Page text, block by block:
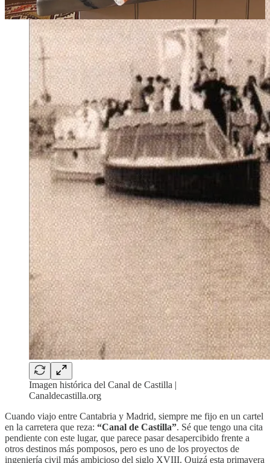
Imagen histórica del Canal de Castilla |
Canaldecastilla.org
Cuando viajo entre Cantabria y Madrid, siempre me fijo en un cartel
en la carretera que reza: “Canal de Castilla”. Sé que tengo una cita
pendiente con este lugar, que parece pasar desapercibido frente a
otros destinos más pomposos, pero es uno de los proyectos de
ingeniería civil más ambicioso del siglo XVIII. Quizá esta primavera